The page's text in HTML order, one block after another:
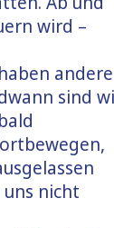
wird –
andere
sind
nicht